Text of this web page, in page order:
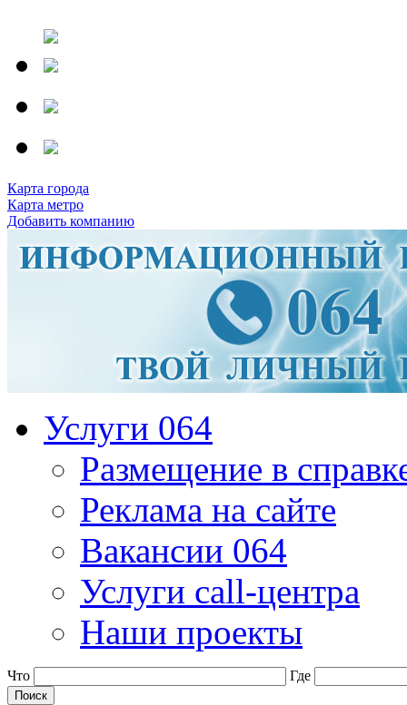
Карта города
Карта метро
Добавить компанию
Услуги 064
Размещение в
Реклама на сайте
Вакансии 064
Услуги call-центра
Наши проекты
Что Где